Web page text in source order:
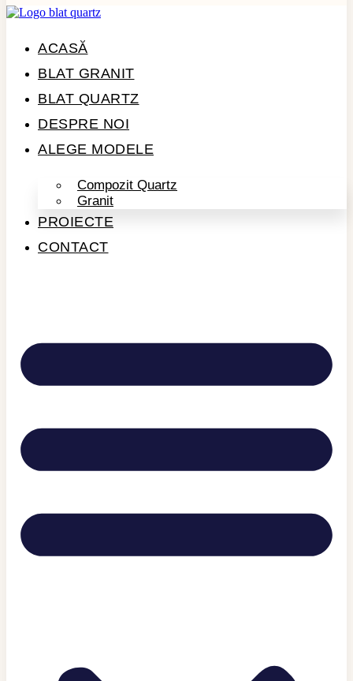
ACASĂ
BLAT GRANIT
BLAT QUARTZ
DESPRE NOI
ALEGE MODELE
Compozit Quartz
Granit
PROIECTE
CONTACT